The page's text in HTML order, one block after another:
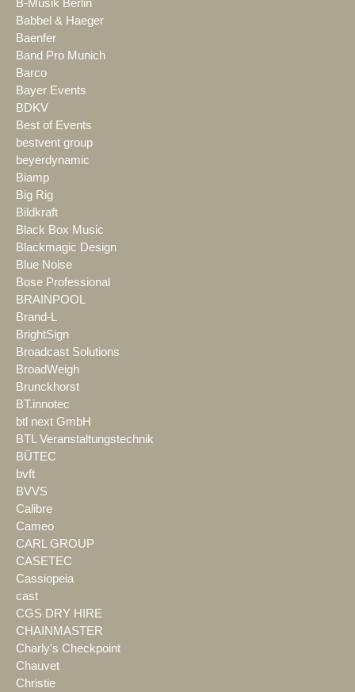
B-Musik Berlin
Babbel & Haeger
Baenfer
Band Pro Munich
Barco
Bayer Events
BDKV
Best of Events
bestvent group
beyerdynamic
Biamp
Big Rig
Bildkraft
Black Box Music
Blackmagic Design
Blue Noise
Bose Professional
BRAINPOOL
Brand-L
BrightSign
Broadcast Solutions
BroadWeigh
Brunckhorst
BT.innotec
btl next GmbH
BTL Veranstaltungstechnik
BÜTEC
bvft
BVVS
Calibre
Cameo
CARL GROUP
CASETEC
Cassiopeia
cast
CGS DRY HIRE
CHAINMASTER
Charly's Checkpoint
Chauvet
Christie